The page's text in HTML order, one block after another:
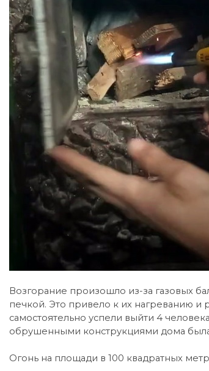
Возгорание произошло из-за газовых
печкой. Это привело к их нагреванию
самостоятельно успели выйти 4
обрушенными конструкциями дома
Огонь на площади в 100 квадратных